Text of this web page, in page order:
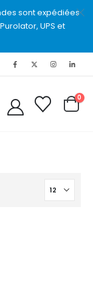
sont expédiées
UPS et
0